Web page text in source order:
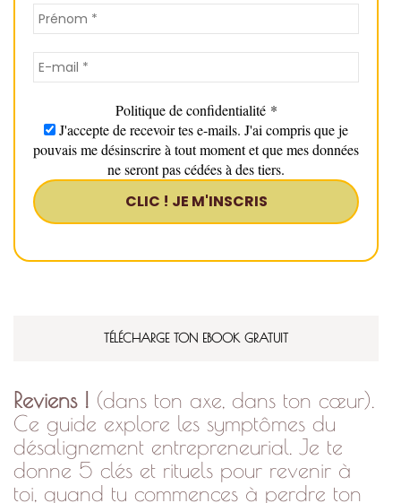
Politique de confidentialité *
J'accepte de recevoir tes e-mails. J'ai compris que je
pouvais me désinscrire à tout moment et que mes données
ne seront pas cédées à des tiers.
TÉLÉCHARGE TON EBOOK GRATUIT
Reviens ! (dans ton axe, dans ton cœur).
Ce guide explore les symptômes du
désalignement entrepreneurial. Je te
donne 5 clés et rituels pour revenir à
toi, quand tu commences à perdre ton